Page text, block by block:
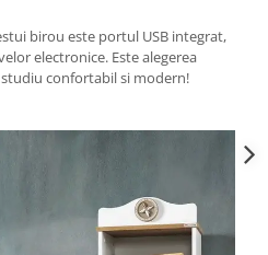
birou este portul USB integrat,
electronice. Este alegerea
confortabil si modern!